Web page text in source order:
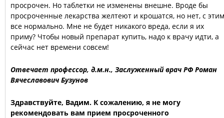
просрочен. Но таблетки не изменены внешне. Вроде бы
просроченные лекарства желтеют и крошатся, но нет, с
все нормально. Мне не будет никакого вреда, если я их
приму? Чтобы новый препарат купить, надо к врачу идти, а
сейчас нет времени совсем!
Отвечает профессор, д.м.н., Заслуженный врач РФ Роман
Вячеславович Бузунов
Здравствуйте, Вадим. К сожалению, я не могу
рекомендовать вам прием просроченного